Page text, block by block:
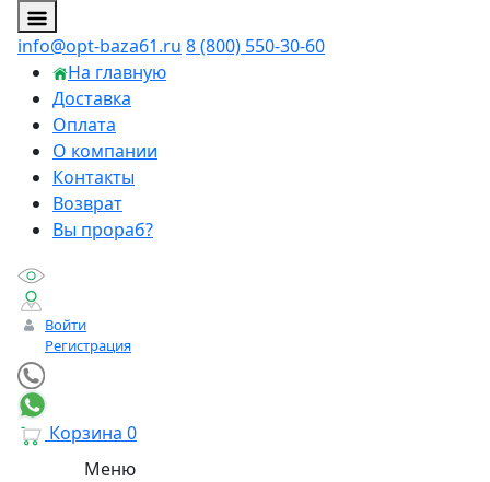
info@opt-baza61.ru 8 (800) 550-30-60
На главную
Доставка
Оплата
О компании
Контакты
Возврат
Вы прораб?
Войти
Регистрация
Корзина 0
Меню